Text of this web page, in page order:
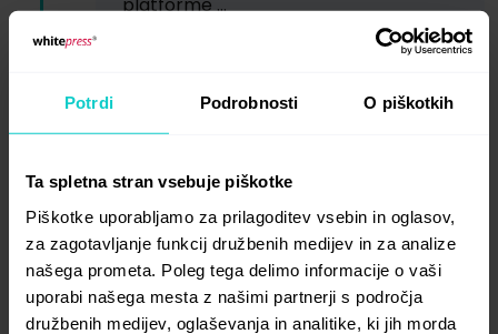
Potrdi Podrobnosti O piškotkih
Ta spletna stran vsebuje piškotke
Piškotke uporabljamo za prilagoditev vsebin in oglasov,
za zagotavljanje funkcij družbenih medijev in za analize
našega prometa. Poleg tega delimo informacije o vaši
uporabi našega mesta z našimi partnerji s področja
družbenih medijev, oglaševanja in analitike, ki jih morda
2019